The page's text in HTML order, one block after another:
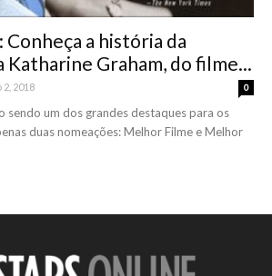
Conheça a história da
Graham, do filme...
2018 0
sendo um dos grandes destaques para os
duas nomeações: Melhor Filme e Melhor